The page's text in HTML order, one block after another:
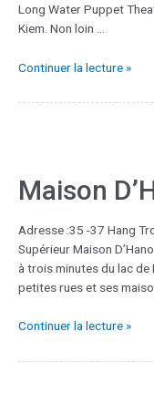
Long Water Puppet
Kiem. Non loin …
Continuer la lecture »
Maison
Adresse :35 -37 Hang
Supérieur Maison
à trois minutes du lac de
petites rues et ses
Continuer la lecture »